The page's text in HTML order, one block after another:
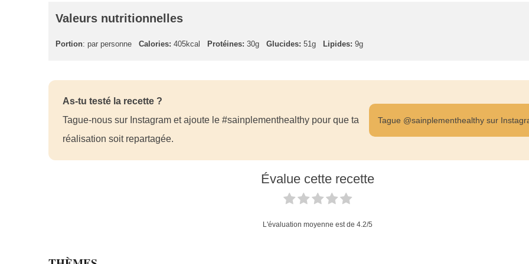
Valeurs nutritionnelles
Portion: par personne Calories: 405kcal Protéines: 30g Glucides: 51g Lipides: 9g
As-tu testé la recette ?
Tague-nous sur Instagram et ajoute le #sainplementhealthy pour que ta
réalisation soit repartagée.
Tague @sainplementhealthy sur
Évalue cette recette
L'évaluation moyenne est de 4.2/5